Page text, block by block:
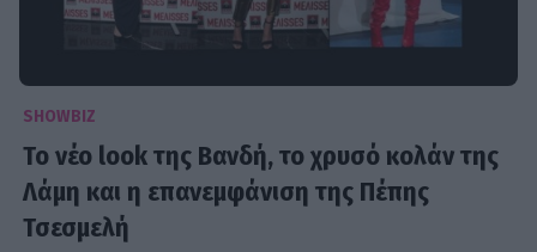
SHOWBIZ
Το νέο look της Βανδή, το χρυσό κολάν της
Λάμη και η επανεμφάνιση της Πέπης
Τσεσμελή